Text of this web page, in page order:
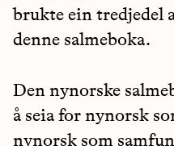
brukte ein tredjedel
denne salmeboka.
Den nynorske
å seia for nynorsk
nynorsk som